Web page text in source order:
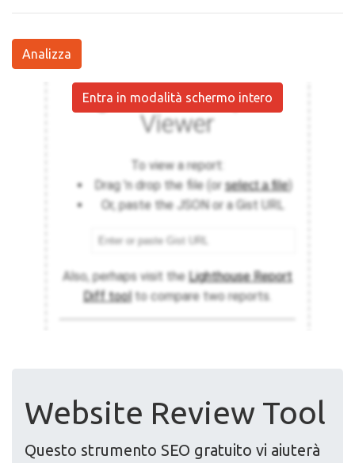
Analizza
Entra in modalità schermo intero
Website Review Tool
Questo strumento SEO gratuito vi aiuterà